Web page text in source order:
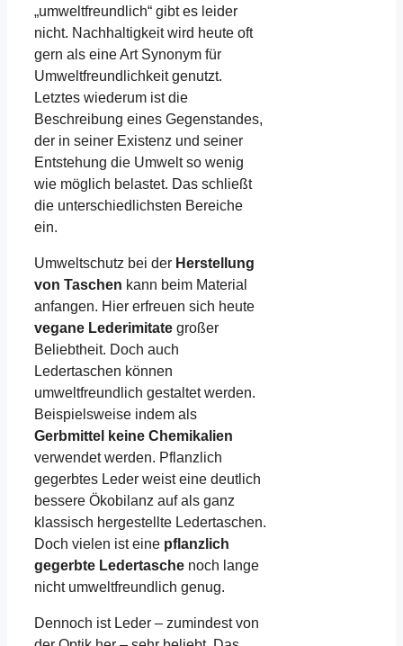
„umweltfreundlich“ gibt es leider
nicht. Nachhaltigkeit wird heute oft
gern als eine Art Synonym für
Umweltfreundlichkeit genutzt.
Letztes wiederum ist die
Beschreibung eines Gegenstandes,
der in seiner Existenz und seiner
Entstehung die Umwelt so wenig
wie möglich belastet. Das schließt
die unterschiedlichsten Bereiche
ein.
Umweltschutz bei der Herstellung
von Taschen kann beim Material
anfangen. Hier erfreuen sich heute
vegane Lederimitate großer
Beliebtheit. Doch auch
Ledertaschen können
umweltfreundlich gestaltet werden.
Beispielsweise indem als
Gerbmittel keine Chemikalien
verwendet werden. Pflanzlich
gegerbtes Leder weist eine deutlich
bessere Ökobilanz auf als ganz
klassisch hergestellte Ledertaschen.
Doch vielen ist eine pflanzlich
gegerbte Ledertasche noch lange
nicht umweltfreundlich genug.
Dennoch ist Leder – zumindest von